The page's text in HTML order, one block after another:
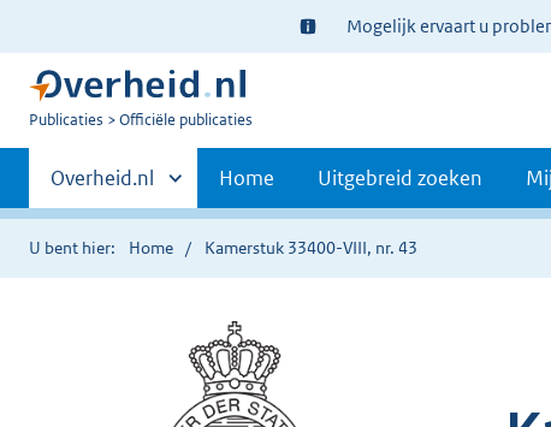
Ter
informatie:
Mogelijk ervaart u
U
Publicaties Officiële publicaties
Primaire
navigatie
Andere
sites
binnen
Overheid.nl Home Uitgebreid zoeken
U bent hier: Home Kamerstuk 33400-VIII, nr. 43